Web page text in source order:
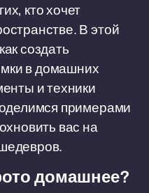
кто хочет
В этой
создать
в домашних
и техники
примерами
вас на
домашнее?